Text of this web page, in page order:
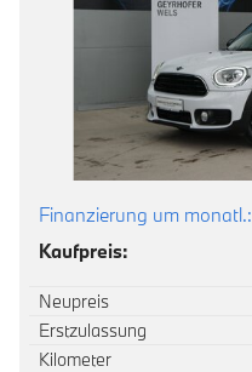
Finanzierung um monatl.:
Kaufpreis:
Neupreis
Erstzulassung
Kilometer